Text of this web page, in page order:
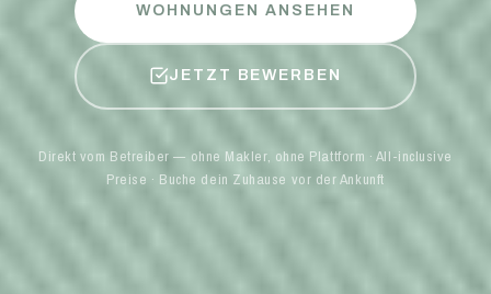
WOHNUNGEN ANSEHEN
JETZT BEWERBEN
Direkt vom Betreiber — ohne Makler, ohne Plattform · All-inclusive
Preise · Buche dein Zuhause vor der Ankunft